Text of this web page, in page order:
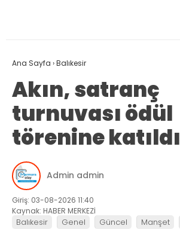
Ana Sayfa ›Balıkesir
Akın, satranç
turnuvası ödül
törenine katıldı
Admin admin
Giriş: 03-08-2026 11:40
Kaynak: HABER MERKEZİ
Balıkesir Genel Güncel Manşet